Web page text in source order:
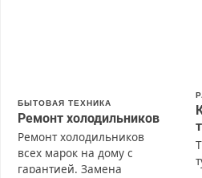
БЫТОВАЯ ТЕХНИКА
Ремонт холодильников
Ремонт холодильников
всех марок на дому с
гарантией. Замена